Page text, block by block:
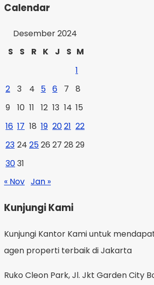
Calendar
Desember 2024
S
S R K J S M
1
2
3 4 5 6 7
8
9
10 11 12 13 14 15
16 17 18 19 2021 22
23 24 2526 27 28 29
3031
« Nov Jan »
Kunjungi Kami
Kunjungi Kantor Kami untuk
agen properti terbaik di Jakarta
Ruko Cleon Park, Jl. Jkt Garden City